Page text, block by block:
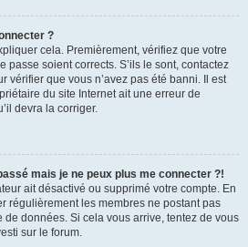
?
cela. Premièrement, vérifiez que votre
passe soient corrects. S’ils le sont, contactez
vérifier que vous n’avez pas été banni. Il est
du site Internet ait une erreur de
devra la corriger.
mais je ne peux plus me connecter ?!
ait désactivé ou supprimé votre compte. En
régulièrement les membres ne postant pas
données. Si cela vous arrive, tentez de vous
sur le forum.